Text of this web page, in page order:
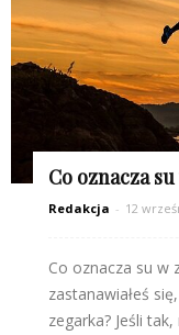
Co oznacza
Redakcja - 12
Co oznacza su w
zastanawiałeś
zegarka? Jeśli